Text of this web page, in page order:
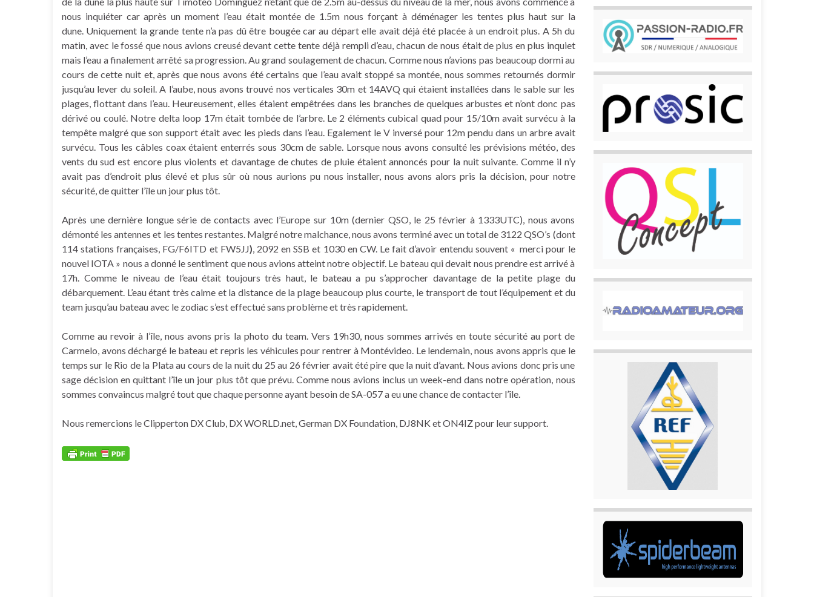
nous inquiéter car après un moment l’eau était montée de 1.5m nous forçant à déménager les tentes plus haut sur la
dune. Uniquement la grande tente n’a pas dû être bougée car au départ elle avait déjà été placée à un endroit plus. A 5h du
matin, avec le fossé que nous avions creusé devant cette tente déjà rempli d’eau, chacun de nous était de plus en plus inquiet
mais l’eau a finalement arrêté sa progression. Au grand soulagement de chacun. Comme nous n’avions pas beaucoup dormi au
cours de cette nuit et, après que nous avons été certains que l’eau avait stoppé sa montée, nous sommes retournés dormir
jusqu’au lever du soleil. A l’aube, nous avons trouvé nos verticales 30m et 14AVQ qui étaient installées dans le sable sur les
plages, flottant dans l’eau. Heureusement, elles étaient empêtrées dans les branches de quelques arbustes et n’ont donc pas
dérivé ou coulé. Notre delta loop 17m était tombée de l’arbre. Le 2 éléments cubical quad pour 15/10m avait survécu à la
tempête malgré que son support était avec les pieds dans l’eau. Egalement le V inversé pour 12m pendu dans un arbre avait
survécu. Tous les câbles coax étaient enterrés sous 30cm de sable. Lorsque nous avons consulté les prévisions météo, des
vents du sud est encore plus violents et davantage de chutes de pluie étaient annoncés pour la nuit suivante. Comme il n’y
avait pas d’endroit plus élevé et plus sûr où nous aurions pu nous installer, nous avons alors pris la décision, pour notre
sécurité, de quitter l’île un jour plus tôt.
Après une dernière longue série de contacts avec l’Europe sur 10m (dernier QSO, le 25 février à 1333UTC), nous avons
démonté les antennes et les tentes restantes. Malgré notre malchance, nous avons terminé avec un total de 3122 QSO’s (dont
114 stations françaises, FG/F6ITD et FW5JJ), 2092 en SSB et 1030 en CW. Le fait d’avoir entendu souvent « merci pour le
nouvel IOTA » nous a donné le sentiment que nous avions atteint notre objectif. Le bateau qui devait nous prendre est arrivé à
17h. Comme le niveau de l’eau était toujours très haut, le bateau a pu s’approcher davantage de la petite plage du
débarquement. L’eau étant très calme et la distance de la plage beaucoup plus courte, le transport de tout l’équipement et du
team jusqu’au bateau avec le zodiac s’est effectué sans problème et très rapidement.
Comme au revoir à l’île, nous avons pris la photo du team. Vers 19h30, nous sommes arrivés en toute sécurité au port de
Carmelo, avons déchargé le bateau et repris les véhicules pour rentrer à Montévideo. Le lendemain, nous avons appris que le
temps sur le Rio de la Plata au cours de la nuit du 25 au 26 février avait été pire que la nuit d’avant. Nous avions donc pris une
sage décision en quittant l’île un jour plus tôt que prévu. Comme nous avions inclus un week-end dans notre opération, nous
sommes convaincus malgré tout que chaque personne ayant besoin de SA-057 a eu une chance de contacter l’île.
Nous remercions le Clipperton DX Club, DX WORLD.net, German DX Foundation, DJ8NK et ON4IZ pour leur support.